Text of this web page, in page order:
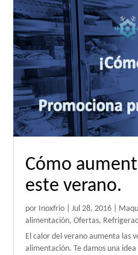
Cómo
este verano.
por Inoxfrio |Jul 28, 2016
alimentación,Ofertas,
El calor del verano aumenta las
alimentación. Te damos una